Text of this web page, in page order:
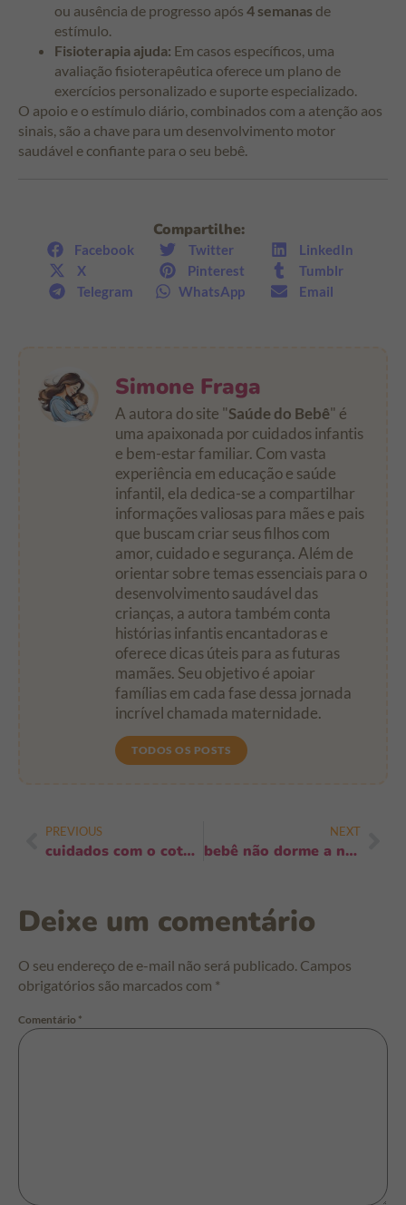
ou ausência de progresso após 4 semanas de
estímulo.
Fisioterapia ajuda: Em casos específicos, uma
avaliação fisioterapêutica oferece um plano de
exercícios personalizado e suporte especializado.
O apoio e o estímulo diário, combinados com a atenção aos
sinais, são a chave para um desenvolvimento motor
saudável e confiante para o seu bebê.
Compartilhe:
Facebook Twitter
LinkedIn
X
Pinterest
Tumblr
Telegram
WhatsApp Email
Simone Fraga
A autora do site "Saúde do Bebê" é
uma apaixonada por cuidados infantis
e bem-estar familiar. Com vasta
experiência em educação e saúde
infantil, ela dedica-se a compartilhar
informações valiosas para mães e pais
que buscam criar seus filhos com
amor, cuidado e segurança. Além de
orientar sobre temas essenciais para o
desenvolvimento saudável das
crianças, a autora também conta
histórias infantis encantadoras e
oferece dicas úteis para as futuras
mamães. Seu objetivo é apoiar
famílias em cada fase dessa jornada
incrível chamada maternidade.
TODOS OS POSTS
PREVIOUS
cuidados com o coto umbilical: guia prático e urgente para evitar infecções
NEXT
bebê não dorme a noite solução: 5 passos práticos para noites mais calmas
Deixe um comentário
O seu endereço de e-mail não será publicado. Campos
obrigatórios são marcados com *
Comentário *